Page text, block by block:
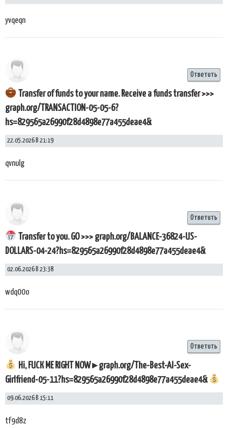
yvqeqn
Transfer of funds to your name. Receive a funds transfer >>>
graph.org/TRANSACTION-05-05-6?
hs=829565a26990f28d4898e77a455deae4&
22.05.2026 В 21:19
qvnulg
Ответить
Transfer to you. GO >>> graph.org/BALANCE-36824-US-
DOLLARS-04-24?hs=829565a26990f28d4898e77a455deae4&
02.06.2026 В 23:38
wdq00o
Ответить
Hi, FUСК ME RIGHT NOW ▸ graph.org/The-Best-AI-Sex-
Girlfriend-05-11?hs=829565a26990f28d4898e77a455deae4&
09.06.2026 В 15:11
tf9d8z
Ответить